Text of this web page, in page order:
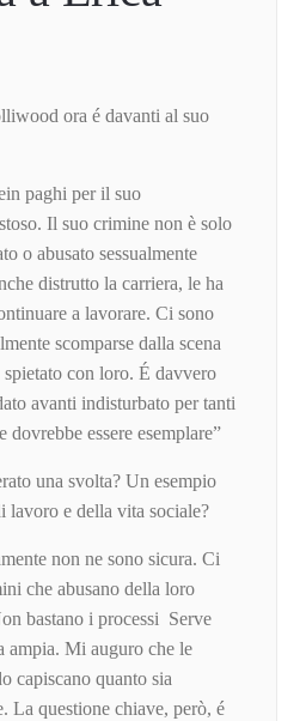
ora é davanti al suo
paghi per il suo
Il suo crimine non è solo
o abusato sessualmente
distrutto la carriera, le ha
a lavorare. Ci sono
scomparse dalla scena
con loro. É davvero
avanti indisturbato per tanti
dovrebbe essere esemplare”
una svolta? Un esempio
lavoro e della vita sociale?
non ne sono sicura. Ci
che abusano della loro
bastano i processi Serve
ampia. Mi auguro che le
capiscano quanto sia
La questione chiave, però, é